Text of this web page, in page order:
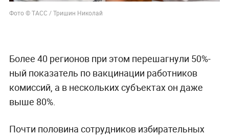
Фото © ТАСС / Тришин Николай
Более 40 регионов при этом перешагнули 50%-
ный показатель по вакцинации работников
комиссий, а в нескольких субъектах он даже
выше 80%.
Почти половина сотрудников избирательных